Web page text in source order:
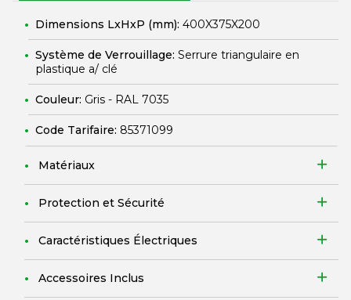
Dimensions LxHxP (mm): 400X375X200
Système de Verrouillage: Serrure triangulaire en
plastique a/ clé
Couleur: Gris - RAL 7035
Code Tarifaire: 85371099
Matériaux
Protection et Sécurité
Caractéristiques Électriques
Accessoires Inclus